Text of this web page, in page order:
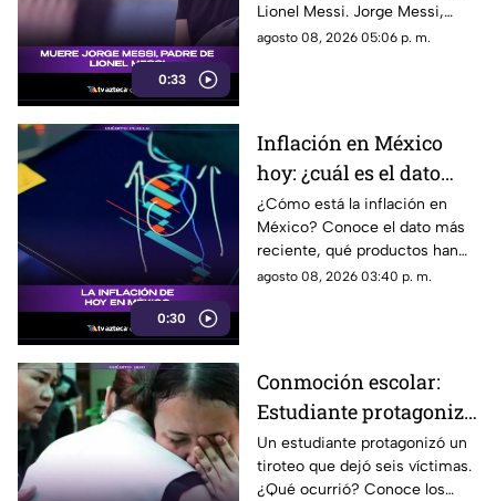
0:33
Lionel Messi. Jorge Messi,
padre y representante del astro
agosto 08, 2026 05:06 p. m.
0:30
Inflación en México
hoy: ¿cuál es el dato
actual?
¿Cómo está la inflación en
México? Conoce el dato más
reciente, qué productos han
subido de precio y cómo
agosto 08, 2026 03:40 p. m.
Conmoción escolar:
Estudiante protagoniza
t1r0t30 con seis
víctimas
Un estudiante protagonizó un
tiroteo que dejó seis víctimas.
¿Qué ocurrió? Conoce los